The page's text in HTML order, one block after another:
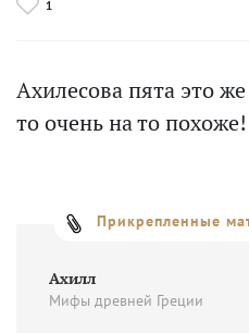
1
Ахилесова пята это
то очень на то похоже!
Прикрепленные
Ахилл
Мифы древней Греции